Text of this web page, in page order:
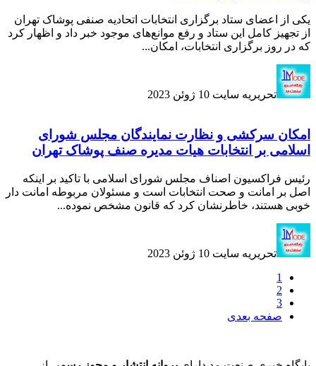
یکی از اعضای ستاد برگزاری انتخابات اتحادیه صنفی پوشاک تهران
از تجهیز کامل این ستاد و رفع موانع‌های موجود خبر داد و اظهار کرد
که در روز برگزاری انتخابات، امکان...
تحریریه سایت 10 ژوئن 2023
امکان سرکشی و نظارت نمایندگان مجلس شورای
اسلامی بر انتخابات هیات مدیره صنف پوشاک تهران
رئیس فراکسیون اصناف مجلس شورای اسلامی با تاکید بر اینکه
اصل بر امانت و صحت انتخابات است و مسئولان مربوطه امانت دار
خوبی هستند، خاطرنشان کرد که قانون مشخص نموده...
تحریریه سایت 10 ژوئن 2023
1
2
3
صفحه بعدی